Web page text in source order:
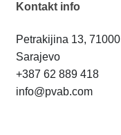
Kontakt info
Petrakijina 13, 71000
Sarajevo
+387 62 889 418
info@pvab.com